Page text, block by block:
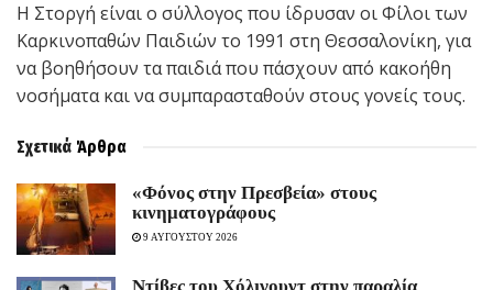
Η Στοργή είναι ο σύλλογος που ίδρυσαν οι Φίλοι των
Καρκινοπαθών Παιδιών το 1991 στη Θεσσαλονίκη, για
να βοηθήσουν τα παιδιά που πάσχουν από κακοήθη
νοσήματα και να συμπαρασταθούν στους γονείς τους.
Σχετικά Άρθρα
«Φόνος στην Πρεσβεία» στους
κινηματογράφους
9 ΑΥΓΟΥΣΤΟΥ 2026
Ντίβες του Χόλιγουντ στην παραλία